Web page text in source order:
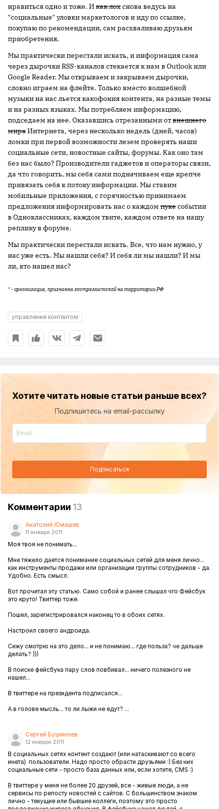
нравиться одно и тоже. Икак лохснова ведусь на
"социальные" уловки маркетологов и иду по ссылке,
покупаю по рекомендации, сам расхваливаю друзьям
приобретения.
Мы практически перестали искать, и информация сама
через дырочки RSS-каналов стекается к нам в Outlook или
Google Reader. Мы открываем и закрываем дырочки,
словно играем на флейте. Только вместо волшебной
музыки на нас льется какофония контента, на разные темы
и на разных языках. Мы потребляем информацию,
подседаем на нее. Оказавшись отрезанными отвнешнего
мираИнтернета, через несколько недель (дней, часов)
ломки при первой возможности лезем проверять наши
социальные сети, новостные сайты, форумы. Как оно там
без нас было? Производители гаджетов и операторы связи,
да что говорить, мы себя сами подначиваем еще крепче
привязать себя к потоку информации. Мы ставим
мобильные приложения, с горячностью принимаем
предложения информировать нас о каждом пукесобытии
в Одноклассниках, каждом твите, каждом ответе на нашу
реплику в форуме.
Мы практически перестали искать. Все, что нам нужно, у
нас уже есть. Мы нашли себя? И себя ли мы нашли? И мы
ли, кто нашел нас?
* - организация, признанна экстремистской на территории РФ
управление контентом
Хотите читать новые статьи раньше всех?
Подпишитесь на email-рассылку
Подписаться
Комментарии 13
Анатолий Юмашев
11 января 2011
Моя твоя не понимать...
Мне тяжело дается понимание социальных сетей для меня лично...
как инструменты продажи или организации группы сотрудников - да.
Удобно. Есть смысл.
Вот прочитал эту статью. Само собой и ранее слышал что Фейсбук
это круто! Твиттер тоже.
Пошел, зарегистрировался наконец то в обоих сетях.
Настроил своего андроида.
Сижу смотрю на это дело... и не понимаю... где польза? че дальше
делать? )))
В поиске фейсбука пару слов повбивал... ничего полезного не
нашел...
В твиттере на президента подписался...
А в голове мысль... то ли лыжи не едут? ...
Сергей Бушмелев
12 января 2011
В социальных сетях контент создают (или натаскивают со всего
инета) пользователи. Надо просто обрасти друзьями :) Без них
социальные сети - просто база данных или, если хотите, CMS :)
В твиттере у меня не более 20 друзей, все - живые люди, а не
сервисы по репосту новостей с сайтов. С большинством знаком
лично - текущие или бывшие коллеги, поэтому это просто